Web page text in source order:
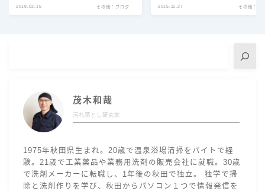
2018.02.15 その他：ブログ 2015.11.27 その他：ブ
茂木和哉
汚れ落とし研究家
1975年秋田県生まれ。20歳で温泉浴場清掃をバイトで経
験。21歳で工業薬品や業務用洗剤の販売会社に就職。30歳
で洗剤メーカーに転職し、1年後の秋田で独立。 独学で掃
除と洗剤作りを学び、秋田からパソコン１つで情報発信を